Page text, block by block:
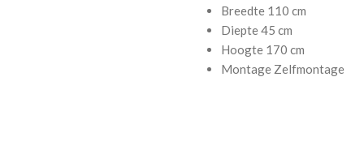
Breedte 110 cm
Diepte45 cm
Hoogte 170 cm
Montage Zelfmontage